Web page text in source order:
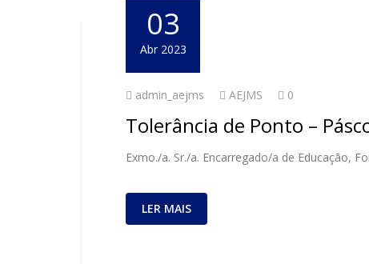
03
Abr 2023
admin_aejms AEJMS 0
Tolerância de Ponto –
Exmo./a. Sr./a. Encarregado/a de Educação,
LER MAIS